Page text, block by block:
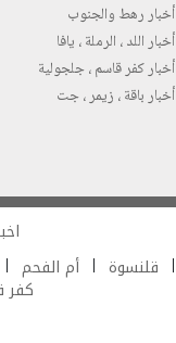
أخبار رهط والجنوب
أخبار اللد ، الرملة ، يافا
أخبار كفر قاسم ، جلجولية
أخبار باقة ، زيمر ، جت
قلنسوة أم الفحم
كفر